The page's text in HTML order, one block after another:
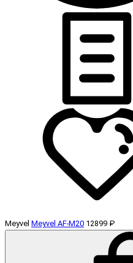
Meyvel Meyvel AF-M20 12899 ₽